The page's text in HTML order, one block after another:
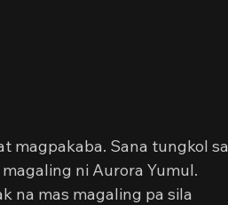
magpakaba. Sana tungkol sa
ni Aurora Yumul.
na mas magaling pa sila